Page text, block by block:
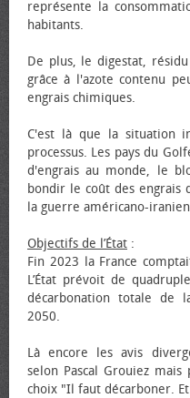
représente la
habitants.
De plus, le digestat,
grâce à l'azote contenu
engrais chimiques.
C'est là que la situation
processus. Les pays du
d'engrais au monde, le
bondir le coût des engrais
la guerre américano-
Objectifs de l’État :
Fin 2023 la France
L’État prévoit de
décarbonation totale de
2050.
Là encore les avis
selon Pascal Grouiez
choix "Il faut décarboner.